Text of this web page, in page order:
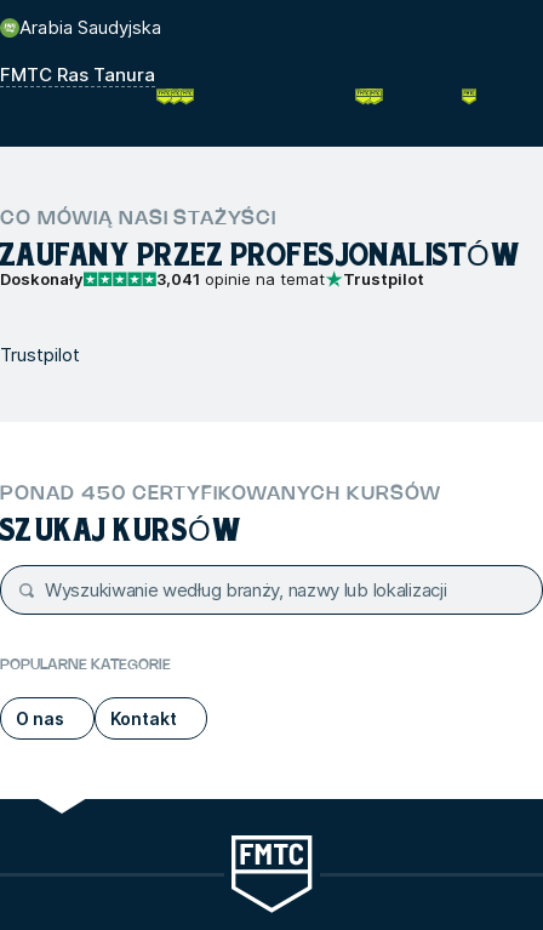
Arabia Saudyjska
FMTC Ras Tanura
CO MÓWIĄ NASI STAŻYŚCI
ZAUFANY PRZEZ PROFESJONALISTÓW
Doskonały 3,041 opinie na temat Trustpilot
Trustpilot
PONAD 450 CERTYFIKOWANYCH KURSÓW
SZUKAJ KURSÓW
POPULARNE KATEGORIE
O nas Kontakt